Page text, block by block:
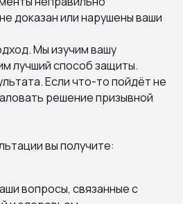
доказан или нарушены ваши
Мы изучим вашу
лучший способ защиты.
Если что-то пойдёт не
решение призывной
вы получите:
вопросы, связанные с